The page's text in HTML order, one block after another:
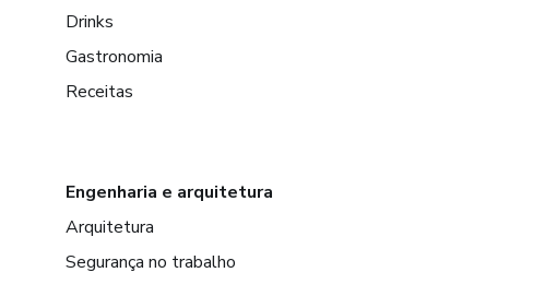
Drinks
Gastronomia
Receitas
Engenharia e arquitetura
Arquitetura
Segurança no trabalho